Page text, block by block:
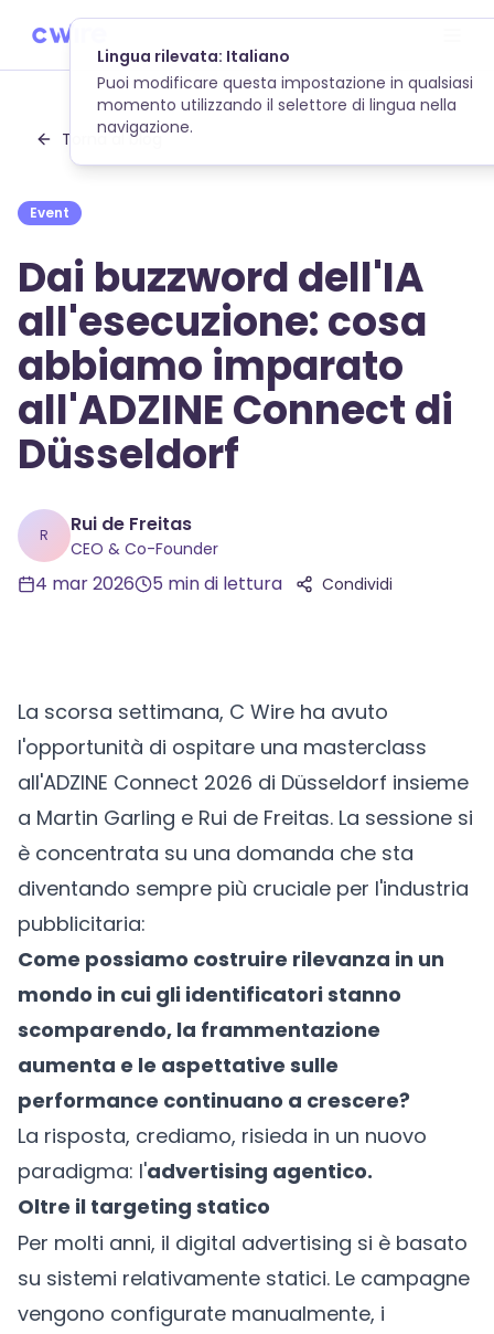
Skip to main content
Torna al blog
Event
Dai buzzword dell'IA
all'esecuzione: cosa
abbiamo imparato
all'ADZINE Connect di
Düsseldorf
R Rui de Freitas
CEO & Co-Founder
4 mar 2026 5 min di lettura Condividi
La scorsa settimana, C Wire ha avuto
l'opportunità di ospitare una masterclass
all'ADZINE Connect 2026 di Düsseldorf insieme
a Martin Garling e Rui de Freitas. La sessione si
è concentrata su una domanda che sta
diventando sempre più cruciale per l'industria
pubblicitaria:
Come possiamo costruire rilevanza in un
mondo in cui gli identificatori stanno
scomparendo, la frammentazione
aumenta e le aspettative sulle
performance continuano a crescere?
La risposta, crediamo, risieda in un nuovo
paradigma: l'advertising agentico.
Oltre il targeting statico
Per molti anni, il digital advertising si è basato
su sistemi relativamente statici. Le campagne
vengono configurate manualmente, i